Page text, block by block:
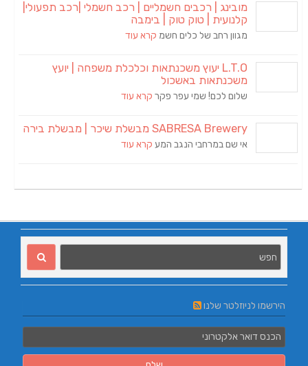
מובינג | רכבים חשמליים | רכב חשמלי |רכב תפעולי|
קלנועית | טוק טוק | בימבה
מגוון רחב של כלים חשמ קרא עוד
L.T.O יעוץ משכנתאות וכלכלת משפחה | יועץ
משכנתאות באשכול
שלום לכם! שמי עפר פקר קרא עוד
SABRESA Brewery מבשלת שיכר | מבשלת בירה
אי שם במרחבי הנגב המע קרא עוד
הירשמו לניוזלטר שלנו